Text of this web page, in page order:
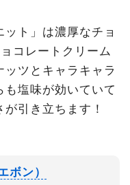
ット」は濃厚なチョ
コレートクリーム
ツとキャラキャラ
も塩味が効いていて
引き立ちます！
ボン）